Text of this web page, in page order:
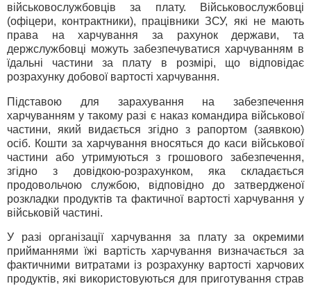
військовослужбовців за плату. Військовослужбовці
(офіцери, контрактники), працівники ЗСУ, які не мають
права на харчування за рахунок держави, та
держслужбовці можуть забезпечуватися харчуванням в
їдальні частини за плату в розмірі, що відповідає
розрахунку добової вартості харчування.
Підставою для зарахування на забезпечення
харчуванням у такому разі є наказ командира військової
частини, який видається згідно з рапортом (заявкою)
осіб. Кошти за харчування вносяться до каси військової
частини або утримуються з грошового забезпечення,
згідно з довідкою-розрахунком, яка складається
продовольчою службою, відповідно до затвердженої
розкладки продуктів та фактичної вартості харчування у
військовій частині.
У разі організації харчування за плату за окремими
прийманнями їжі вартість харчування визначається за
фактичними витратами із розрахунку вартості харчових
продуктів, які використовуються для приготування страв